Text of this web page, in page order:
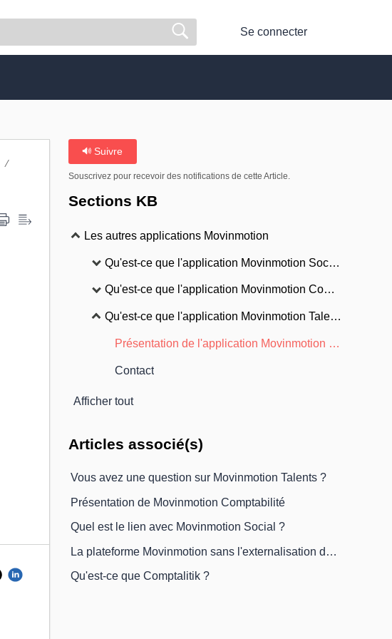
Se connecter
Suivre
Souscrivez pour recevoir des notifications de cette Article.
Sections KB
Les autres applications Movinmotion
Qu'est-ce que l'application Movinmotion Social ?
Qu'est-ce que l'application Movinmotion Comptabilité ?
Qu'est-ce que l'application Movinmotion Talents ?
Présentation de l'application Movinmotion Talents
Contact
Afficher tout
Articles associé(s)
Vous avez une question sur Movinmotion Talents ?
Présentation de Movinmotion Comptabilité
Quel est le lien avec Movinmotion Social ?
La plateforme Movinmotion sans l'externalisation de la paie, c'est possible !
Qu'est-ce que Comptalitik ?